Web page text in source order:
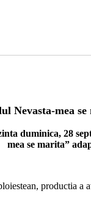
Nevasta-mea
duminica, 28
mea se marita”
productia